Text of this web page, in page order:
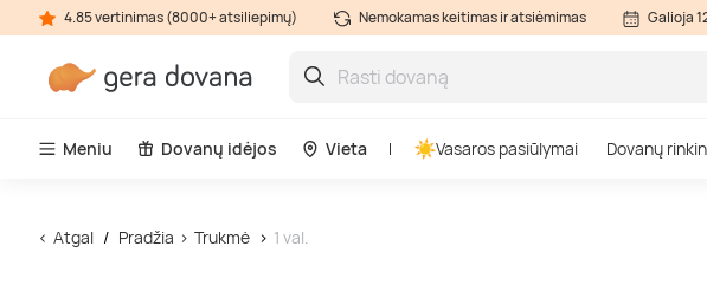
4.85 vertinimas (8000+ atsiliepimų) Nemokamas keitimas ir atsiėmimas Galioja
Meniu Dovanų idėjos Vieta Vasaros pasiūlymai Dovanų
Atgal Pradžia Trukmė 1 val.